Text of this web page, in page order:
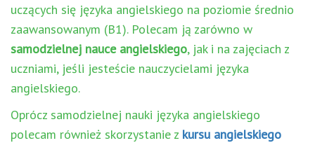
uczących się języka angielskiego na poziomie średnio
zaawansowanym (B1). Polecam ją zarówno w
samodzielnej nauce angielskiego, jak i na zajęciach z
uczniami, jeśli jesteście nauczycielami języka
angielskiego.
Oprócz samodzielnej nauki języka angielskiego
polecam również skorzystanie z kursu angielskiego